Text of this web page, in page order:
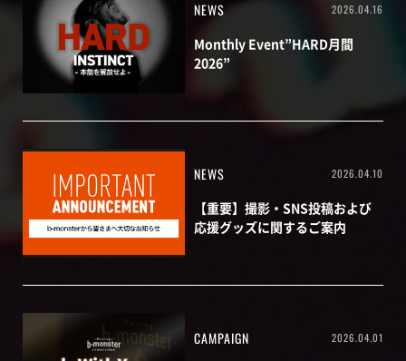
NEWS 2026.04.16
Monthly Event”HARD月間
2026”
NEWS 2026.04.10
【重要】撮影・SNS投稿および
応援グッズに関するご案内
CAMPAIGN 2026.04.01